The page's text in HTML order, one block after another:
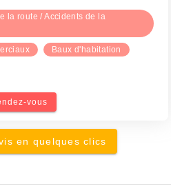
la route / Accidents de la
Baux d'habitation
vous
en quelques clics